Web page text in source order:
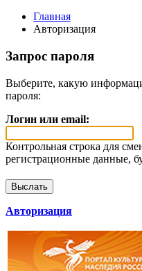
Главная
Авторизация
Запрос пароля
Выберите, какую
пароля:
Логин или email:
Контрольная строка для
регистрационные данные,
Авторизация